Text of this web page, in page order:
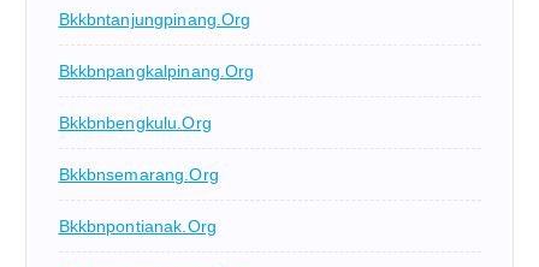
Bkkbntanjungpinang.org
Bkkbnpangkalpinang.org
Bkkbnbengkulu.org
Bkkbnsemarang.org
Bkkbnpontianak.org